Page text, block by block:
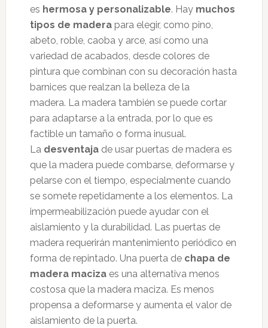
es hermosa y personalizable. Haymuchos
tipos de madera para elegir, como pino,
abeto, roble, caoba y arce, así como una
variedad de acabados, desde colores de
pintura que combinan con su decoración hasta
barnices que realzan la belleza de la
madera. La madera también se puede cortar
para adaptarse a la entrada, por lo que es
factible un tamaño o forma inusual.
La desventaja de usar puertas de madera es
que la madera puede combarse, deformarse y
pelarse con el tiempo, especialmente cuando
se somete repetidamente a los elementos. La
impermeabilización puede ayudar con el
aislamiento y la durabilidad. Las puertas de
madera requerirán mantenimiento periódico en
forma de repintado. Una puerta de chapa de
madera macizaes una alternativa menos
costosa que la madera maciza. Es menos
propensa a deformarse y aumenta el valor de
aislamiento de la puerta.